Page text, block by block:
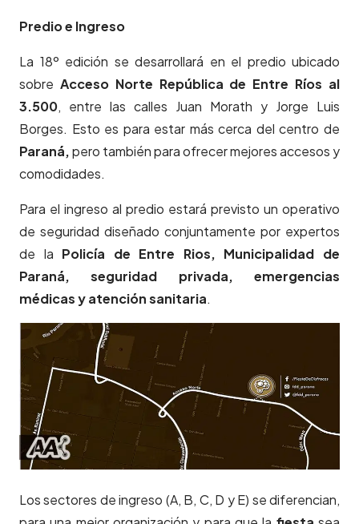
Predio e Ingreso
La 18º edición se desarrollará en el predio ubicado
sobre Acceso Norte República de Entre Ríos al
3.500, entre las calles Juan Morath y Jorge Luis
Borges. Esto es para estar más cerca del centro de
Paraná,pero también para ofrecer mejores accesos y
comodidades.
Para el ingreso al predio estará previsto un operativo
de seguridad diseñado conjuntamente por expertos
de la Policía de Entre Rios, Municipalidad de
Paraná, seguridad privada, emergencias
médicas y atención sanitaria.
Los sectores de ingreso (A, B, C, D y E) se diferencian,